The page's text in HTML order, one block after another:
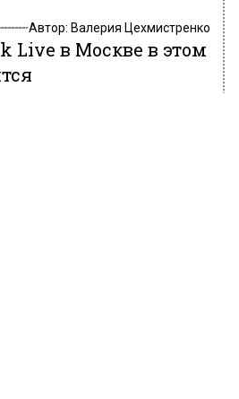
Автор: Валерия Цехмистренко
Live в Москве в этом